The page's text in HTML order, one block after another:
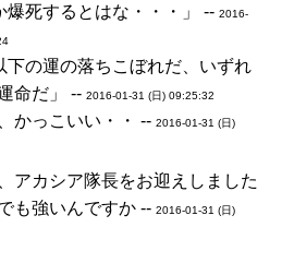
爆死するとはな・・・」 -- 2016-
下の運の落ちこぼれだ、いずれ
命だ」 -- 2016-01-31 (日) 09:25:32
かっこいい・・ -- 2016-01-31 (日)
アカシア隊長をお迎えしました
も強いんですか -- 2016-01-31 (日)